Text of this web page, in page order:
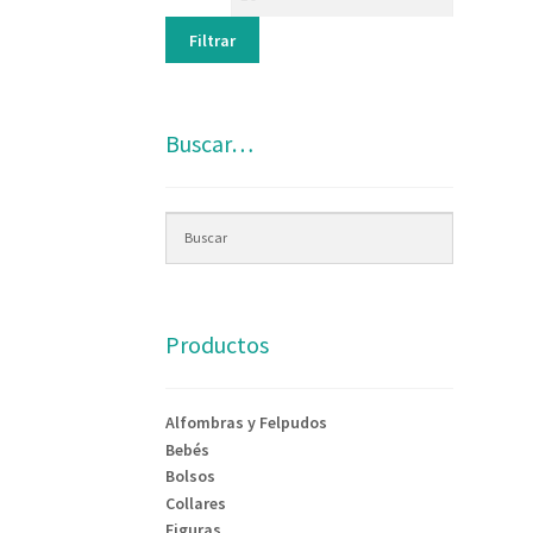
Filtrar
Buscar…
Productos
Alfombras y Felpudos
Bebés
Bolsos
Collares